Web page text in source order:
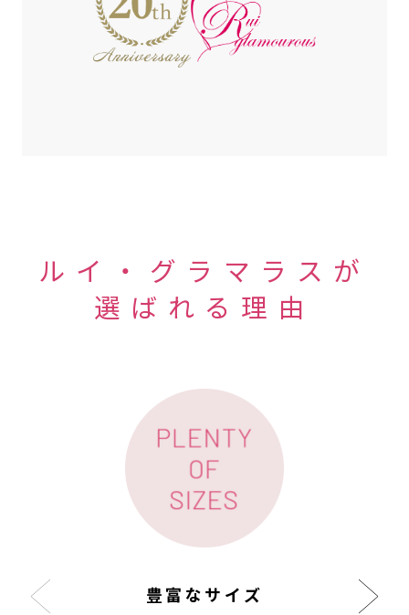
ルイ・グラマラスが
選ばれる理由
豊富なサイズ